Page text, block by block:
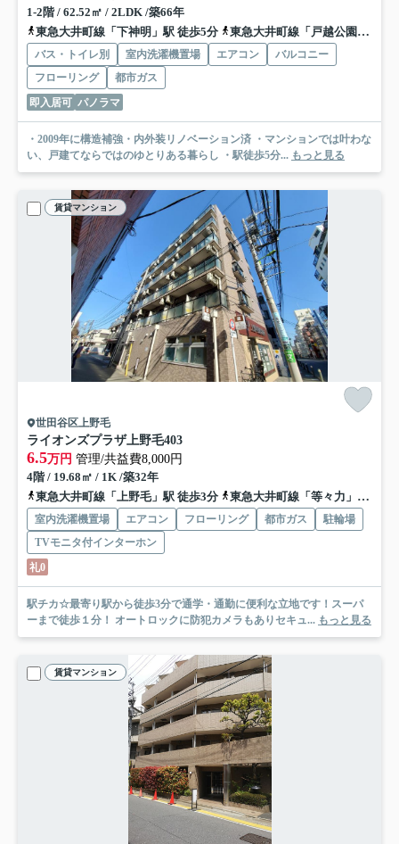
1-2階 / 62.52㎡ / 2LDK /築66年
東急大井町線「下神明」駅 徒歩5分
東急大井町線「戸越公園」駅 徒歩11分
バス・トイレ別 室内洗濯機置場 エアコン
バルコニー
フローリング
都市ガス
即入居可 パノラマ
・2009年に構造補強・内外装リノベーション済 ・マンションでは叶わな
い、戸建てならではのゆとりある暮らし ・駅徒歩5分... もっと見る
賃貸マンション
世田谷区上野毛
ライオンズプラザ上野毛403
6.5万円 管理/共益費8,000円
4階 / 19.68㎡ / 1K /築32年
東急大井町線「上野毛」駅 徒歩3分
東急大井町線「等々力」駅 徒歩13分
室内洗濯機置場 エアコン フローリング 都市ガス
駐輪場
TVモニタ付インターホン
礼0
駅チカ☆最寄り駅から徒歩3分で通学・通勤に便利な立地です！スーパ
ーまで徒歩１分！ オートロックに防犯カメラもありセキュ... もっと見る
賃貸マンション